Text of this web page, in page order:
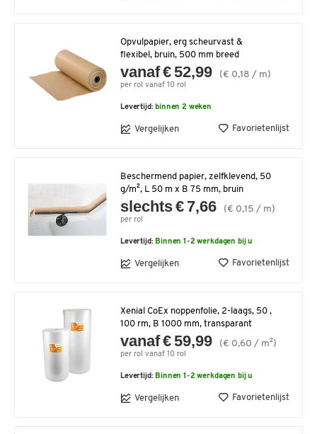
Opvulpapier, erg scheurvast &
flexibel, bruin, 500 mm breed
vanaf € 52,99 (€ 0,18 / m)
per rol vanaf 10 rol
Levertijd: binnen 2 weken
Vergelijken Favorietenlijst
Beschermend papier, zelfklevend, 50
g/m², L 50 m x B 75 mm, bruin
slechts € 7,66 (€ 0,15 / m)
per rol
Levertijd: Binnen 1-2 werkdagen bij u
Vergelijken Favorietenlijst
Xenial CoEx noppenfolie, 2-laags, 50 ,
100 rm, B 1000 mm, transparant
vanaf € 59,99 (€ 0,60 / m²)
per rol vanaf 10 rol
Levertijd: Binnen 1-2 werkdagen bij u
Vergelijken Favorietenlijst